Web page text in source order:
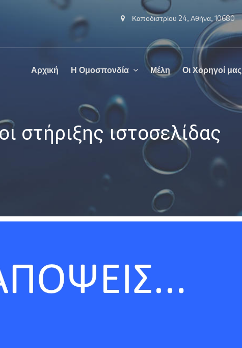
Καποδιστρίου 24, Αθήνα, 10680
Αρχική Η Ομοσπονδία Μέλη Οι Χορηγοί μας
στήριξης ιστοσελίδας